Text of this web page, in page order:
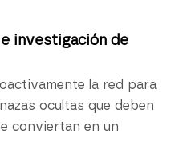
investigación de
la red para
ocultas que deben
conviertan en un